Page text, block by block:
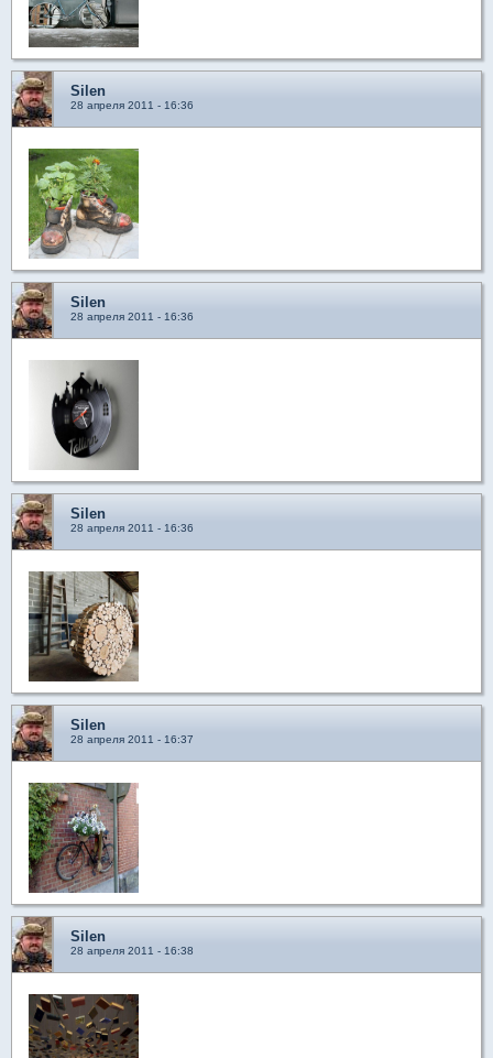
Silen
28 апреля 2011 - 16:36
Silen
28 апреля 2011 - 16:36
Silen
28 апреля 2011 - 16:36
Silen
28 апреля 2011 - 16:37
Silen
28 апреля 2011 - 16:38